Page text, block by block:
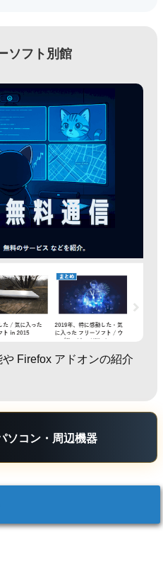
ソフト別館
Firefox アドオンの紹介
ソコン・周辺機器